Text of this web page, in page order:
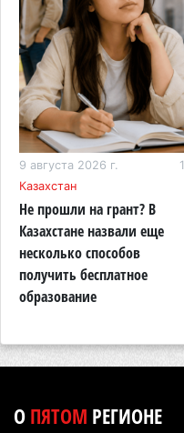
Онкопациентов в
морских контейнерах
7 августа 2026 г. 11:24
В Талгарском районе
отходы: пожар
карьера
7 августа 2026 г. 09:52
Жители Алматы и
увидеть долги своего
7 августа 2026 г. 06:28
последнее слово
Проезд по БАКАД
9 августа 2026 г.
Казахстан
Не прошли на грант? В
Казахстане назвали еще
несколько способов
получить бесплатное
образование
ОПЯТОМ РЕГИОНЕ